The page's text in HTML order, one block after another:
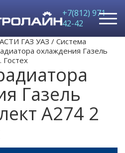
+7(812) 971-
42-42
ГАЗ УАЗ / Система
охлаждения Газель
Гостех
Газель
A274 2